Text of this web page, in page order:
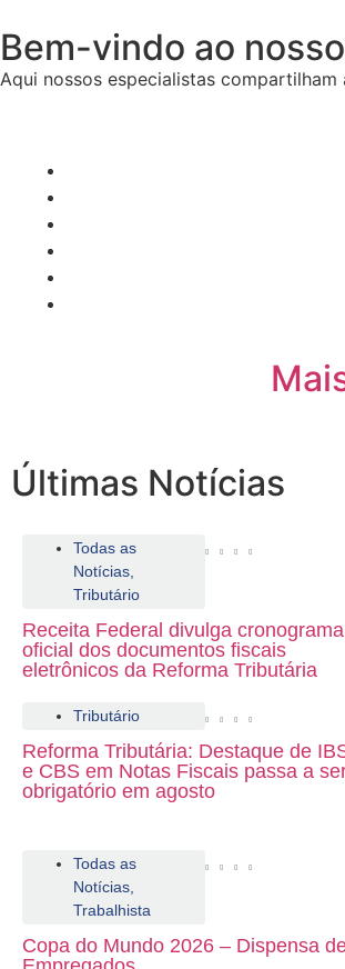
Bem-vindo ao
Aqui nossos especialistas
Últimas Notícias
Todas as
Notícias,
Tributário
Receita Federal divulga cronograma
oficial dos documentos fiscais
eletrônicos da Reforma Tributária
Tributário
Reforma Tributária: Destaque de
e CBS em Notas Fiscais passa a
obrigatório em agosto
Todas as
Notícias,
Trabalhista
Copa do Mundo 2026 – Dispensa